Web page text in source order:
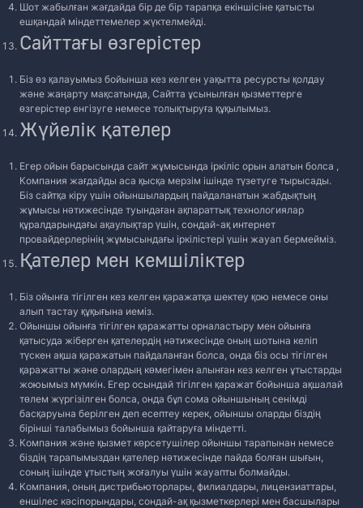
Шот жабылған жағдайда бір де бір тарапқа екіншісіне қатысты
ешқандай міндеттемелер жүктелмейді.
Сайттағы өзгерістер
Біз өз қалауымыз бойынша кез келген уақытта ресурсты қолдау
және жаңарту мақсатында, Сайтта ұсынылған қызметтерге
өзгерістер енгізуге немесе толықтыруға құқылымыз.
Жүйелік қателер
Егер ойын барысында сайт жұмысында іркіліс орын алатын болса ,
Компания жағдайды аса қысқа мерзім ішінде түзетуге тырысады.
Біз сайтқа кіру үшін ойыншылардың пайдаланатын жабдықтың
жұмысы нәтижесінде туындаған ақпараттық технологиялар
құралдарындағы ақаулықтар үшін, сондай-ақ интернет
провайдерлерінің жұмысындағы іркілістері үшін жауап бермейміз.
Қателер мен кемшіліктер
Біз ойынға тігілген кез келген қаражатқа шектеу қою немесе оны
алып тастау құқығына иеміз.
Ойыншы ойынға тігілген қаражатты орналастыру мен ойынға
қатысуда жіберген қателердің нәтижесінде оның шотына келіп
түскен ақша қаражатын пайдаланған болса, онда біз осы тігілген
қаражатты және олардың көмегімен алынған кез келген ұтыстарды
жоюымыз мүмкін. Егер осындай тігілген қаражат бойынша ақшалай
төлем жүргізілген болса, онда бұл сома ойыншының сенімді
басқаруына берілген деп есептеу керек, ойыншы оларды біздің
бірінші талабымыз бойынша қайтаруға міндетті.
Компания және қызмет көрсетушілер ойыншы тарапынан немесе
біздің тарапымыздан қателер нәтижесінде пайда болған шығын,
соның ішінде ұтыстың жоғалуы үшін жауапты болмайды.
Компания, оның дистрибьюторлары, филиалдары, лицензиаттары,
еншілес кәсіпорындары, сондай-ақ қызметкерлері мен басшылары